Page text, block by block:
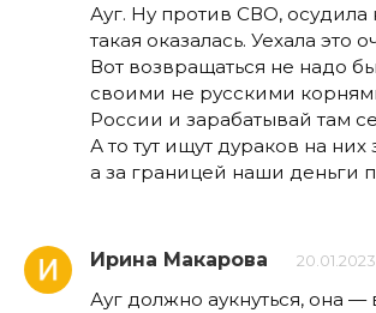
Ауг. Ну против СВО, осудила
такая оказалась. Уехала это
Вот возвращаться не надо
своими не русскими
России и зарабатывай там
А то тут ищут дураков на них
а за границей наши деньги
Ирина Макарова
Ауг должно аукнуться, она —